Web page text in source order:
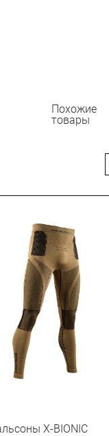
Похожие
товары
X-BIONIC